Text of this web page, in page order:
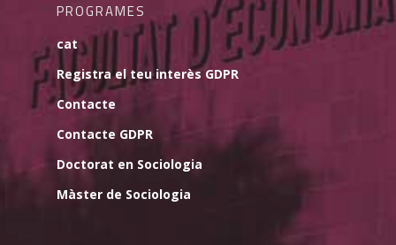
PROGRAMES
cat
Registra el teu interès GDPR
Contacte
Contacte GDPR
Doctorat en Sociologia
Màster de Sociologia